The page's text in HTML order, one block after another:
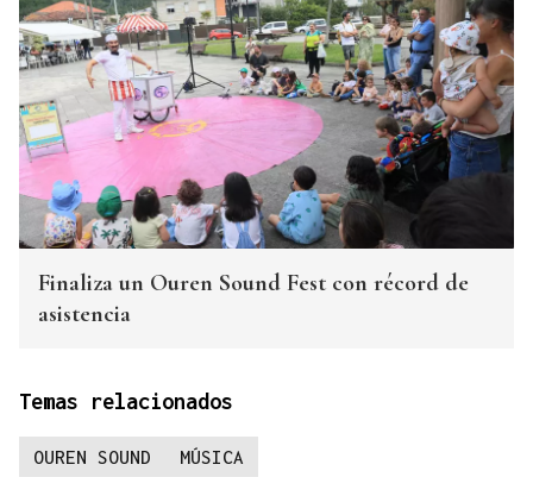
Finaliza un Ouren Sound Fest con récord de
asistencia
Temas relacionados
OUREN SOUND MÚSICA